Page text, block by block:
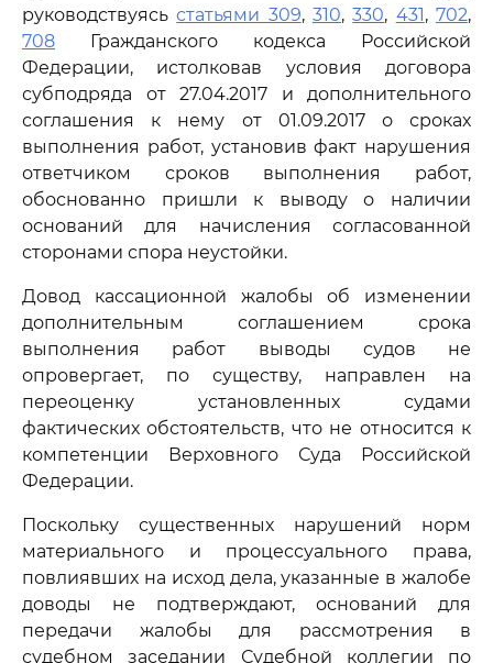
руководствуясьстатьями 309,310,330, 431,702,
708 Гражданского кодекса Российской
Федерации, истолковав условия договора
субподряда от 27.04.2017 и дополнительного
соглашения к нему от 01.09.2017 о сроках
выполнения работ, установив факт нарушения
ответчиком сроков выполнения работ,
обоснованно пришли к выводу о наличии
оснований для начисления согласованной
сторонами спора неустойки.
Довод кассационной жалобы об изменении
дополнительным соглашением срока
выполнения работ выводы судов не
опровергает, по существу, направлен на
переоценку установленных судами
фактических обстоятельств, что не относится к
компетенции Верховного Суда Российской
Федерации.
Поскольку существенных нарушений норм
материального и процессуального права,
повлиявших на исход дела, указанные в жалобе
доводы не подтверждают, оснований для
передачи жалобы для рассмотрения в
судебном заседании Судебной коллегии по